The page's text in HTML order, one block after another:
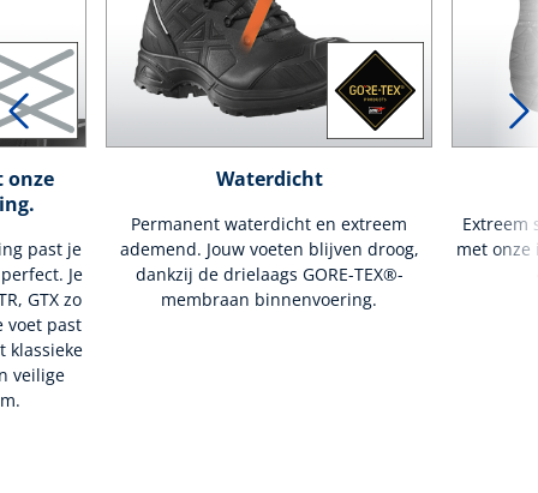
onze
past je
perfect. Je
GTX zo
voet past
klassieke
veilige
Waterdicht
Permanent waterdicht en extreem
ademend. Jouw voeten blijven droog,
dankzij de drielaags GORE-TEX®-
membraan binnenvoering.
Extreem
met